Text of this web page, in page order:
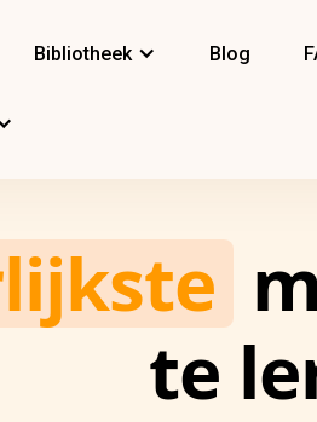
Bibliotheek Blog
te